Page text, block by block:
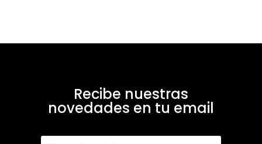
Recibe nuestras
novedades en tu email